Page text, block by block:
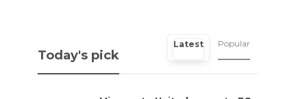
Today's pick
Latest Popular